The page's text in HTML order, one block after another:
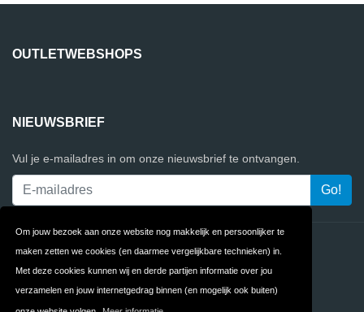
Om jouw bezoek aan onze website nog makkelijk en persoonlijker te
maken zetten we cookies (en daarmee vergelijkbare technieken) in.
Met deze cookies kunnen wij en derde partijen informatie over jou
verzamelen en jouw internetgedrag binnen (en mogelijk ook buiten)
OUTLETWEBSHOPS
NIEUWSBRIEF
Vul je e-mailadres in om onze nieuwsbrief te ontvangen.
Contact Privacy
Algemene FAQ